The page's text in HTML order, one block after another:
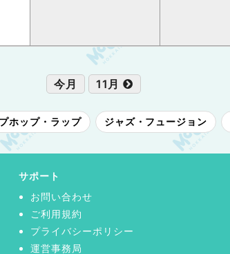
今月 11月
ホップ・ラップ ジャズ・フュージョン
サポート
お問い合わせ
ご利用規約
プライバシーポリシー
運営事務局